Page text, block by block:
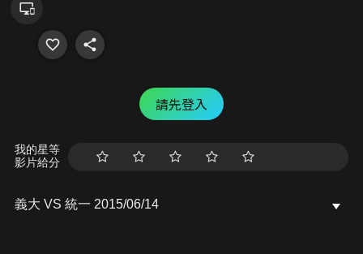
請先登入
我的星等
影片給分
義大 VS 統一 2015/06/14